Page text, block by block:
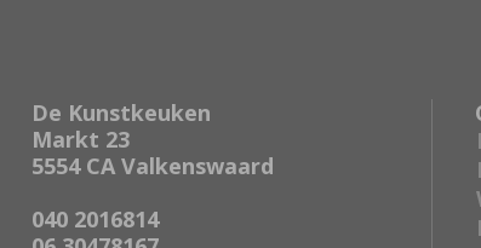
De Kunstkeuken
Markt 23
5554 CA Valkenswaard
040 2016814